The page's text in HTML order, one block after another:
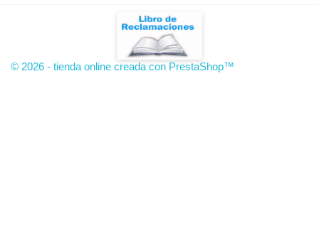
© 2026 - tienda online creada con PrestaShop™